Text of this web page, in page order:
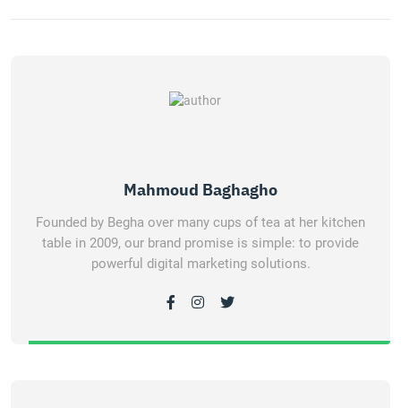
Mahmoud Baghagho
Founded by Begha over many cups of tea at her kitchen
table in 2009, our brand promise is simple: to provide
powerful digital marketing solutions.